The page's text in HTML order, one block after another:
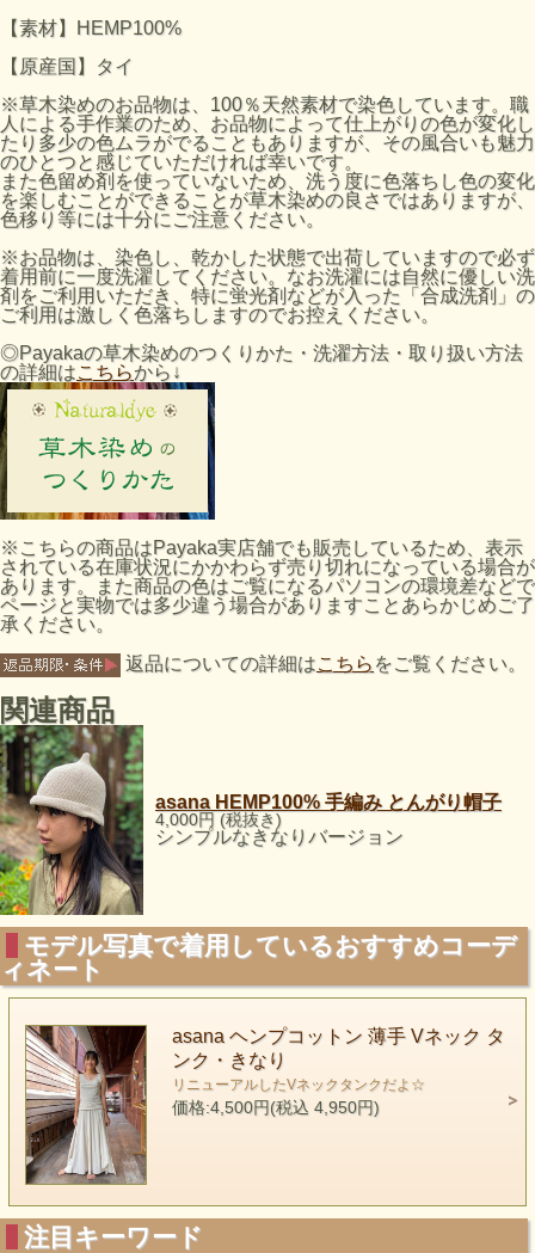
【素材】HEMP100%
【原産国】タイ
※草木染めのお品物は、100％天然素材で染色しています。職
人による手作業のため、お品物によって仕上がりの色が変化し
たり多少の色ムラがでることもありますが、その風合いも魅力
のひとつと感じていただければ幸いです。
また色留め剤を使っていないため、洗う度に色落ちし色の変化
を楽しむことができることが草木染めの良さではありますが、
色移り等には十分にご注意ください。
※お品物は、染色し、乾かした状態で出荷していますので必ず
着用前に一度洗濯してください。なお洗濯には自然に優しい洗
剤をご利用いただき、特に蛍光剤などが入った「合成洗剤」の
ご利用は激しく色落ちしますのでお控えください。
◎Payakaの草木染めのつくりかた・洗濯方法・取り扱い方法
の詳細はこちらから↓
※こちらの商品はPayaka実店舗でも販売しているため、表示
されている在庫状況にかかわらず売り切れになっている場合が
あります。また商品の色はご覧になるパソコンの環境差などで
ページと実物では多少違う場合がありますことあらかじめご了
承ください。
返品についての詳細はこちら をご覧ください。
関連商品
asana HEMP100% 手編み とんがり帽子
4,000円 (税抜き)
シンプルなきなりバージョン
モデル写真で着用しているおすすめコーデ
ィネート
asana ヘンプコットン 薄手 Vネック タ
ンク・きなり
リニューアルしたVネックタンクだよ☆
価格:4,500円(税込 4,950円)
注目キーワード